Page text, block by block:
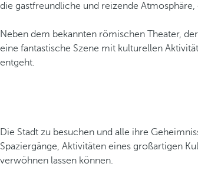
die gastfreundliche und reizende
Neben dem bekannten römischen Theater,
eine fantastische Szene mit kulturellen
entgeht.
Die Stadt zu besuchen und alle ihre
Spaziergänge, Aktivitäten eines großartigen
verwöhnen lassen können.